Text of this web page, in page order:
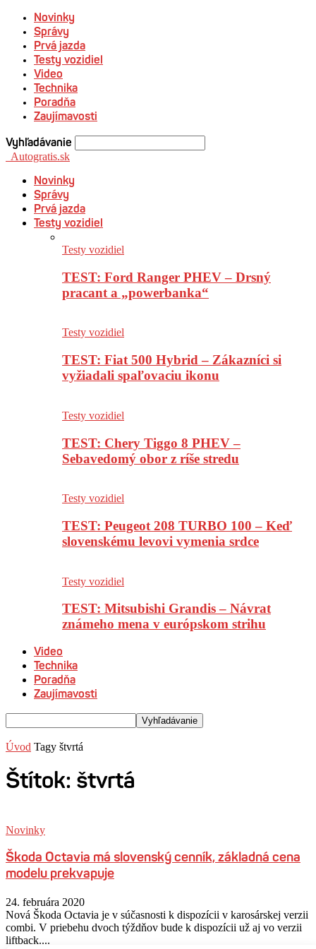
Novinky
Správy
Prvá jazda
Testy vozidiel
Video
Technika
Poradňa
Zaujímavosti
Vyhľadávanie
Autogratis.sk
Novinky
Správy
Prvá jazda
Testy vozidiel
Testy vozidiel
TEST: Ford Ranger PHEV – Drsný
pracant a „powerbanka“
Testy vozidiel
TEST: Fiat 500 Hybrid – Zákazníci si
vyžiadali spaľovaciu ikonu
Testy vozidiel
TEST: Chery Tiggo 8 PHEV –
Sebavedomý obor z ríše stredu
Testy vozidiel
TEST: Peugeot 208 TURBO 100 – Keď
slovenskému levovi vymenia srdce
Testy vozidiel
TEST: Mitsubishi Grandis – Návrat
známeho mena v európskom strihu
Video
Technika
Poradňa
Zaujímavosti
Úvod Tagy štvrtá
Štítok: štvrtá
Novinky
Škoda Octavia má slovenský cenník, základná cena
modelu prekvapuje
24. februára 2020
Nová Škoda Octavia je v súčasnosti k dispozícii v karosárskej verzii
combi. V priebehu dvoch týždňov bude k dispozícii už aj vo verzii
liftback....